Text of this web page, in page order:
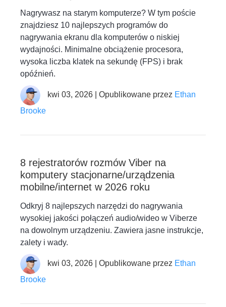
Nagrywasz na starym komputerze? W tym poście
znajdziesz 10 najlepszych programów do
nagrywania ekranu dla komputerów o niskiej
wydajności. Minimalne obciążenie procesora,
wysoka liczba klatek na sekundę (FPS) i brak
opóźnień.
kwi 03, 2026 | Opublikowane przez Ethan
Brooke
8 rejestratorów rozmów Viber na
komputery stacjonarne/urządzenia
mobilne/internet w 2026 roku
Odkryj 8 najlepszych narzędzi do nagrywania
wysokiej jakości połączeń audio/wideo w Viberze
na dowolnym urządzeniu. Zawiera jasne instrukcje,
zalety i wady.
kwi 03, 2026 | Opublikowane przez Ethan
Brooke